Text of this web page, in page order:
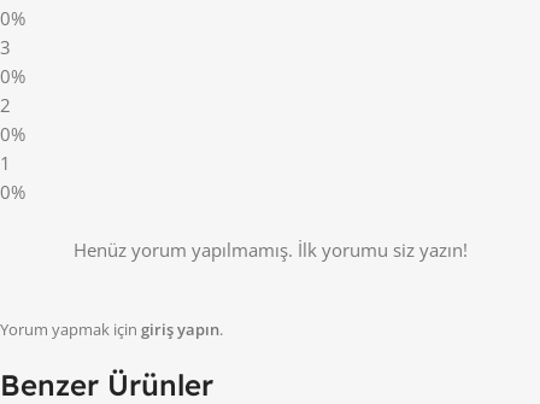
0%
3
0%
2
0%
1
0%
Henüz yorum yapılmamış. İlk yorumu siz yazın!
Yorum yapmak için giriş yapın.
Benzer Ürünler